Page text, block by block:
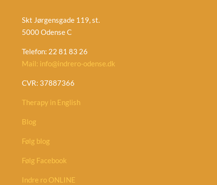
Skt Jørgensgade 119, st.
5000 Odense C
Telefon: 22 81 83 26
Mail: info@indrero-odense.dk
CVR: 37887366
Therapy in English
Blog
Følg blog
Følg Facebook
Indre ro ONLINE